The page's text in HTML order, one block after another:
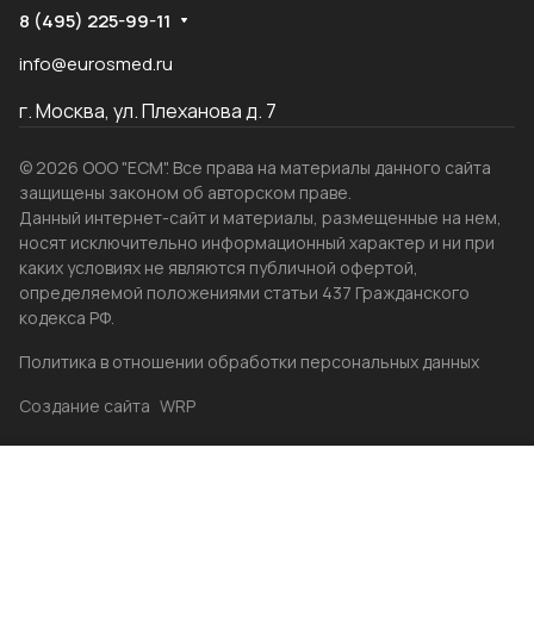
8 (495) 225-99-11
info@eurosmed.ru
г. Москва, ул. Плеханова д. 7
© 2026 ООО "ЕСМ". Все права на материалы данного сайта
защищены законом об авторском праве.
Данный интернет-сайт и материалы, размещенные на нем,
носят исключительно информационный характер и ни при
каких условиях не являются публичной офертой,
определяемой положениями статьи 437 Гражданского
кодекса РФ.
Политика в отношении обработки персональных данных
Создание сайта WRP